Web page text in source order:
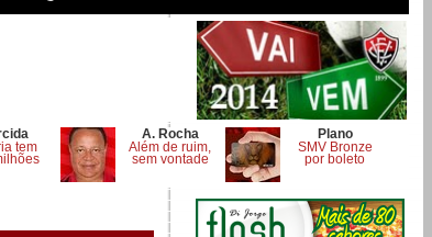
tem
A. Rocha
Além de ruim,
sem vontade
Plano
SMV Bronze
por boleto